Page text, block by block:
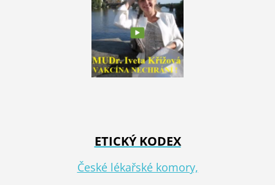
ETICKÝ KODEX
České lékařské komory,